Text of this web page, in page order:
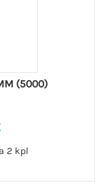
(5000)
2 kpl